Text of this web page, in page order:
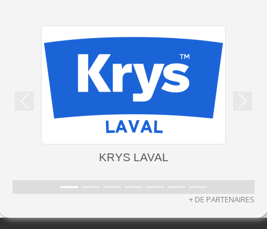
KRYS LAVAL
Précedent
+ DE PARTENAIRES